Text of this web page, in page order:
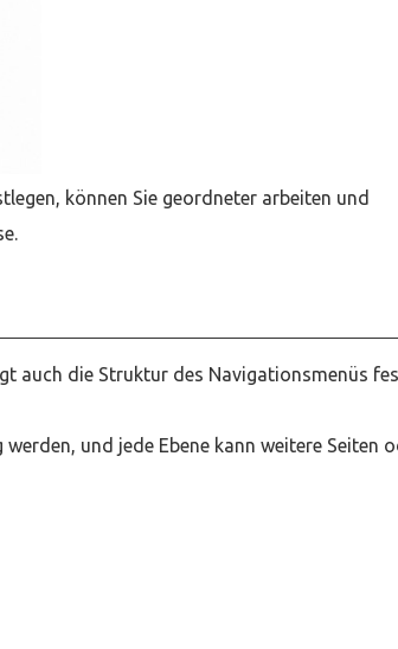
können Sie geordneter arbeiten und
auch die Struktur des Navigationsmenüs
und jede Ebene kann weitere Seiten